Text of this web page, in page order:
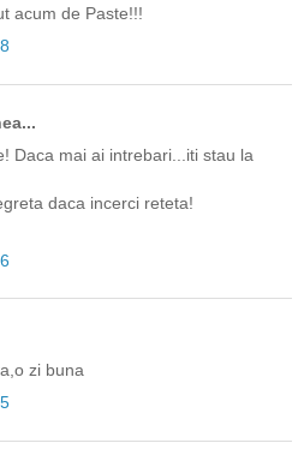
acum de Paste!!!
Daca mai ai intrebari...iti stau la
daca incerci reteta!
zi buna